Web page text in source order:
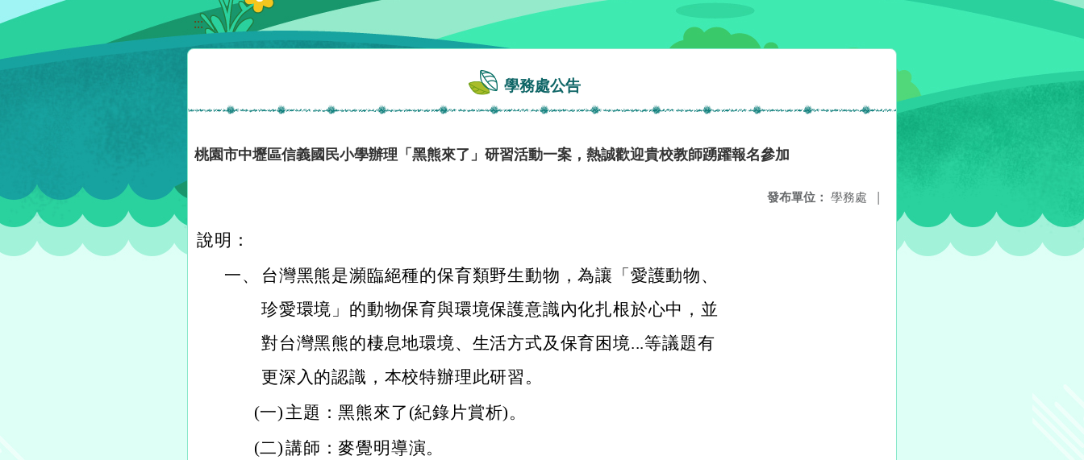
:::
學務處公告
桃園市中壢區信義國民小學辦理「黑熊來了」研習活動一案，熱誠歡迎貴校教師踴躍報名參加
發布單位： 學務處 |
說明：
一、
台灣黑熊是瀕臨絕種的保育類野生動物，為讓「愛護動物、
珍愛環境」的動物保育與環境保護意識內化扎根於心中，並
對台灣黑熊的棲息地環境、生活方式及保育困境...等議題有
更深入的認識，本校特辦理此研習。
(一) 主題：黑熊來了(紀錄片賞析)。
(二)講師：麥覺明導演。